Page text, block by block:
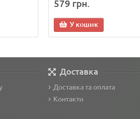
579 грн.
У кошик
Доставка
Доставка та оплата
Контакти